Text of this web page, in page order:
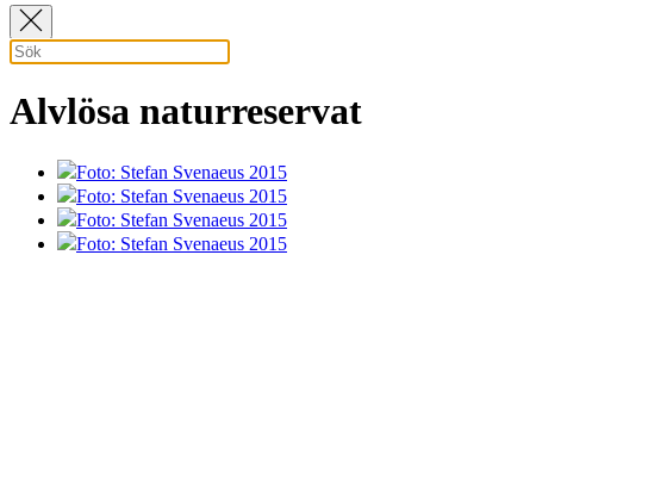
Alvlösa naturreservat
Foto: Stefan Svenaeus 2015
Foto: Stefan Svenaeus 2015
Foto: Stefan Svenaeus 2015
Foto: Stefan Svenaeus 2015